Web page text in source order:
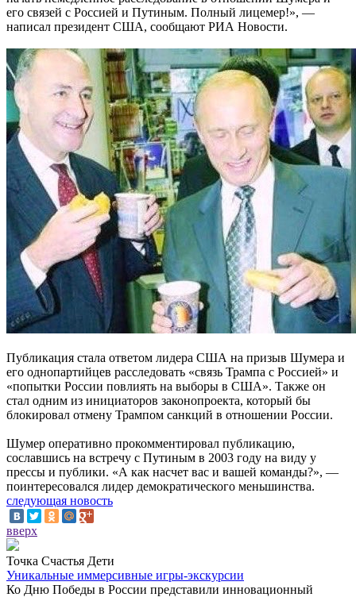
его связей с Россией и Путиным. Полный лицемер!», —
написал президент США, сообщают РИА Новости.
Публикация стала ответом лидера США на призыв Шумера и
его однопартийцев расследовать «связь Трампа с Россией» и
«попытки России повлиять на выборы в США». Также он
стал одним из инициаторов законопроекта, который бы
блокировал отмену Трампом санкций в отношении России.
Шумер оперативно прокомментировал публикацию,
сославшись на встречу с Путиным в 2003 году на виду у
прессы и публики. «А как насчет вас и вашей команды?», —
поинтересовался лидер демократического меньшинства.
следующая новость
вверх
Точка Счастья Дети
Уникальные иммерсивные игры-экскурсии
Ко Дню Победы в России представили инновационный